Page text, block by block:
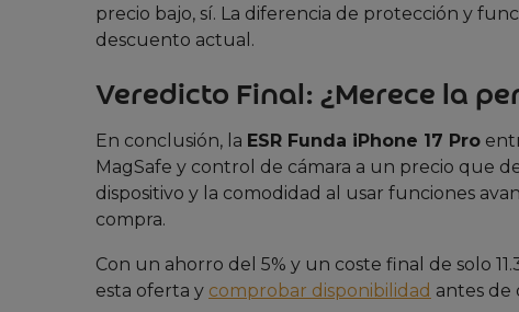
precio bajo, sí. La diferencia de protección y
descuento actual.
Veredicto Final: ¿Merece la
En conclusión, la ESR Funda iPhone 17 Pro
MagSafe y control de cámara a un precio que
dispositivo y la comodidad al usar funciones
compra.
Con un ahorro del 5% y un coste final de solo
esta oferta y comprobar disponibilidad antes de